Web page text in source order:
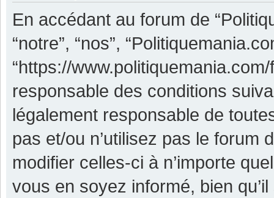
En accédant au forum de
“notre”, “nos”,
“https://
responsable des conditions
légalement responsable de
pas et/ou n’utilisez pas le forum
modifier celles-ci à n’importe
vous en soyez informé, bien